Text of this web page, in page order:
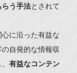
らう手法とされて
に沿った有益な
自発的な情報収
、有益なコンテン